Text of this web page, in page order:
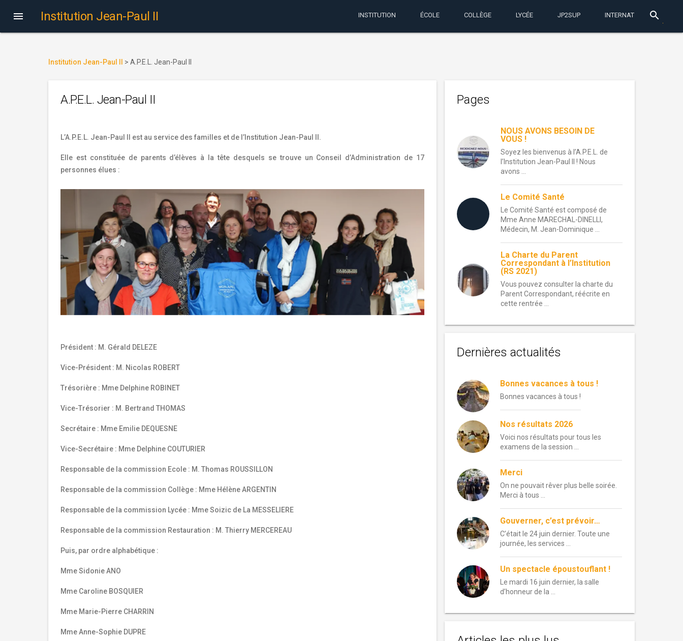
 Institution Jean-Paul II INSTITUTION ÉCOLE COLLÈGE LYCÉE JP2SUP INTERNAT search
Institution Jean-Paul II > A.P.E.L. Jean-Paul II
A.P.E.L. Jean-Paul II
L’A.P.E.L. Jean-Paul II est au service des familles et de l’Institution Jean-Paul II.
Elle est constituée de parents d’élèves à la tête desquels se trouve un Conseil d’Administration de 17
personnes élues :
Président : M. Gérald DELEZE
Vice-Président : M. Nicolas ROBERT
Trésorière : Mme Delphine ROBINET
Vice-Trésorier : M. Bertrand THOMAS
Secrétaire : Mme Emilie DEQUESNE
Vice-Secrétaire : Mme Delphine COUTURIER
Responsable de la commission Ecole : M. Thomas ROUSSILLON
Responsable de la commission Collège : Mme Hélène ARGENTIN
Responsable de la commission Lycée : Mme Soizic de La MESSELIERE
Responsable de la commission Restauration : M. Thierry MERCEREAU
Puis, par ordre alphabétique :
Mme Sidonie ANO
Mme Caroline BOSQUIER
Mme Marie-Pierre CHARRIN
Mme Anne-Sophie DUPRE
Pages
NOUS AVONS BESOIN DE
VOUS !
Soyez les bienvenus à l’A.P.E.L. de
l’Institution Jean-Paul II ! Nous
avons ...
Le Comité Santé
Le Comité Santé est composé de
Mme Anne MARECHAL-DINELLI,
Médecin, M. Jean-Dominique ...
La Charte du Parent
Correspondant à l’Institution
(RS 2021)
Vous pouvez consulter la charte du
Parent Correspondant, réécrite en
cette rentrée ...
Dernières actualités
Bonnes vacances à tous !
Bonnes vacances à tous !
Nos résultats 2026
Voici nos résultats pour tous les
examens de la session …
Merci
On ne pouvait rêver plus belle soirée.
Merci à tous …
Gouverner, c’est prévoir…
C’était le 24 juin dernier. Toute une
journée, les services …
Un spectacle époustouflant !
Le mardi 16 juin dernier, la salle
d’honneur de la …